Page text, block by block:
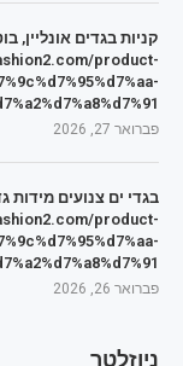
קניות בגדים
product-
פברואר 27, 2026
בגדי ים צנועים מידות
product-
פברואר 26, 2026
ניוזלטר